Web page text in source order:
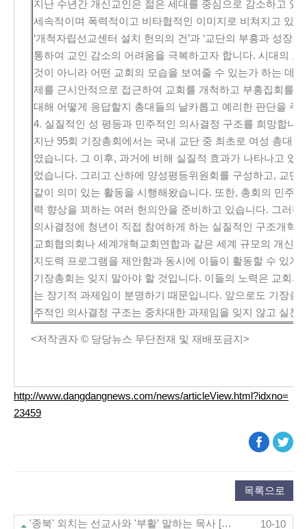
지난 수년간 개신교인은 젊은 세대를 중심으로 감소하고 있
세속적이며 폭력적이고 비타협적인 이미지로 비쳐지고 있
‘개척자립선교센터 설치 헌의의 건’과 ‘교단의 부흥과 성장
통하여 교인 감소의 어려움을 극복하고자 합니다. 시대의
것이 아니라 어떤 교회의 모습을 보여줄 수 있는가 하는 데
제를 근시안적으로 접근하여 교회를 개척하고 부흥집회를
대해 어떻게 응답할지 총대들의 날카롭고 예리한 판단을 주
4. 실질적인 성 평등과 민주적인 의사결정 구조를 희망합니
지난 95회 기장총회에서는 국내 교단 중 최초로 여성 총대
였습니다. 그 이후, 과거에 비해 실질적 효과가 나타나고 있
었습니다. 그리고 산하에 양성평등위원회를 구성하고, 교단
같이 의미 있는 활동을 시행해왔습니다. 또한, 총회의 민주
력 향상을 꾀하는 여러 헌의안을 준비하고 있습니다. 그러
의사결정에 청년이 직접 참여하게 하는 실질적인 구조개혁
교회협의회나 세계개혁교회연합과 같은 세계 규모의 개신
지도력 프로그램을 제안함과 동시에 이들이 활동할 수 있게
기장총회는 잊지 말아야 할 것입니다. 이들의 노력은 교회
는 장기적 과제임이 분명하기 때문입니다. 앞으로도 기장총
주적인 의사결정 구조는 중차대한 과제임을 잊지 않고 실천
<저작권자 © 당당뉴스 무단전재 및 재배포금지>
http://www.dangdangnews.com/news/articleView.html?idxno=
23459
목록으로
'종북' 외치는 선교사와 '부활' 말하는 목사 [뉴스앤조이 9/29] 10-10